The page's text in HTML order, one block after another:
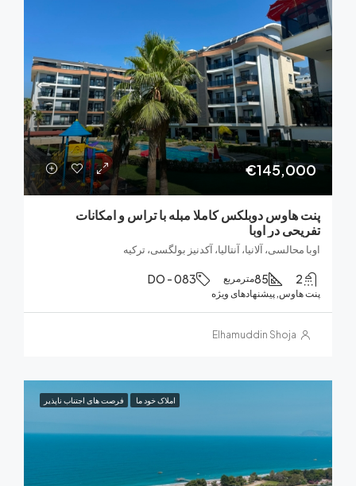
دوبلکس کاملا مبله با تراس و امکانات
در اوبا
آلانیا، آنتالیا، آکدنیز بولگسی، ترکیه
85مترمربع DO - 083
پیشنهادهای ویژه
Elhamuddin Shoja
فرصت های اجتناب ناپذیر